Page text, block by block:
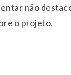
não
o projeto.